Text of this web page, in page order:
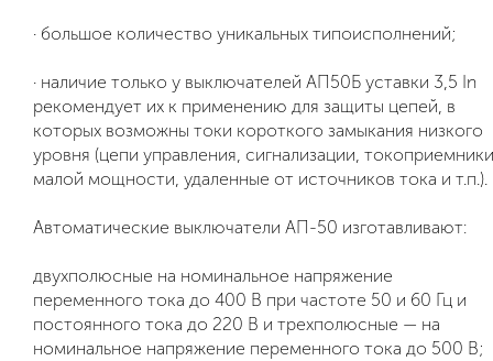
· большое количество уникальных типоисполнений;
· наличие только у выключателей АП50Б уставки 3,5 In
рекомендует их к применению для защиты цепей, в
которых возможны токи короткого замыкания низкого
уровня (цепи управления, сигнализации, токоприемники
малой мощности, удаленные от источников тока и т.п.).
Автоматические выключатели АП-50 изготавливают:
двухполюсные на номинальное напряжение
переменного тока до 400 В при частоте 50 и 60 Гц и
постоянного тока до 220 В и трехполюсные — на
номинальное напряжение переменного тока до 500 В;